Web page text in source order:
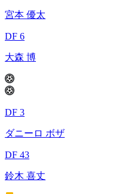
宮本 優太
DF 6
大森 博
DF 3
ダニーロ ボザ
DF 43
鈴木 喜丈